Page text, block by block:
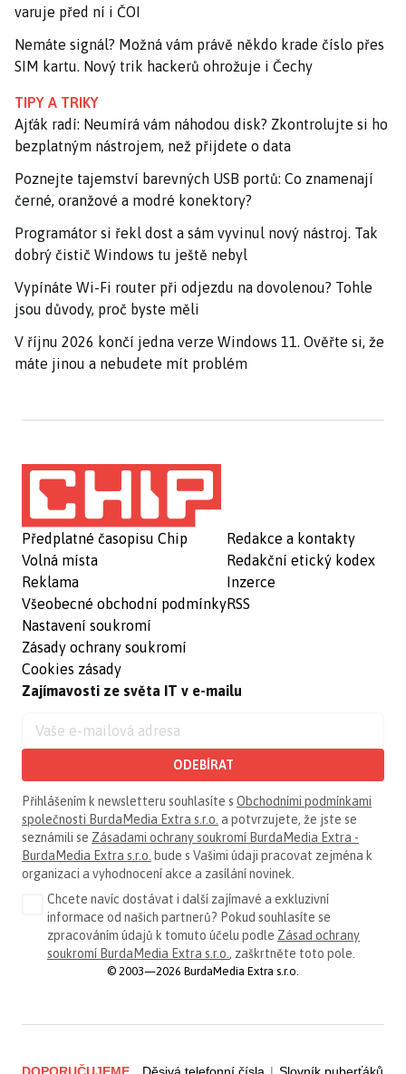
varuje před ní i ČOI
Nemáte signál? Možná vám právě někdo krade číslo přes
SIM kartu. Nový trik hackerů ohrožuje i Čechy
TIPY A TRIKY
Ajťák radí: Neumírá vám náhodou disk? Zkontrolujte si ho
bezplatným nástrojem, než přijdete o data
Poznejte tajemství barevných USB portů: Co znamenají
černé, oranžové a modré konektory?
Programátor si řekl dost a sám vyvinul nový nástroj. Tak
dobrý čistič Windows tu ještě nebyl
Vypínáte Wi-Fi router při odjezdu na dovolenou? Tohle
jsou důvody, proč byste měli
V říjnu 2026 končí jedna verze Windows 11. Ověřte si, že
máte jinou a nebudete mít problém
Předplatné časopisu Chip
Volná místa
Reklama
Všeobecné obchodní podmínky
Nastavení soukromí
Zásady ochrany soukromí
Cookies zásady
Redakce a kontakty
Redakční etický kodex
Inzerce
RSS
Zajímavosti ze světa IT v e-mailu
ODEBÍRAT
Přihlášením k newsletteru souhlasíte s Obchodními podmínkami
společnosti BurdaMedia Extra s.r.o. a potvrzujete, že jste se
seznámili se Zásadami ochrany soukromí BurdaMedia Extra -
BurdaMedia Extra s.r.o. bude s Vašimi údaji pracovat zejména k
organizaci a vyhodnocení akce a zasílání novinek.
Chcete navíc dostávat i další zajímavé a exkluzivní
informace od našich partnerů? Pokud souhlasíte se
zpracováním údajů k tomuto účelu podle Zásad ochrany
soukromí BurdaMedia Extra s.r.o., zaškrtněte toto pole.
© 2003—2026 BurdaMedia Extra s.r.o.